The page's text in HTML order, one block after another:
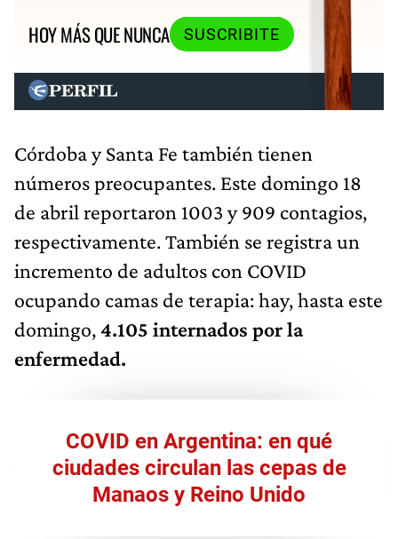
HOY MÁS QUE NUNCA
SUSCRIBITE
Córdoba y Santa Fe también tienen
números preocupantes. Este domingo 18
de abril reportaron 1003 y 909 contagios,
respectivamente. También se registra un
incremento de adultos con COVID
ocupando camas de terapia: hay, hasta este
domingo,4.105 internados por la
enfermedad.
COVID en Argentina: en qué
ciudades circulan las cepas de
Manaos y Reino Unido